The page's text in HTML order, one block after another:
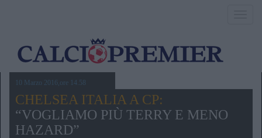
10 Marzo 2016,ore 14.58
CHELSEA ITALIA A CP:
“VOGLIAMO PIÙ TERRY E MENO
HAZARD”